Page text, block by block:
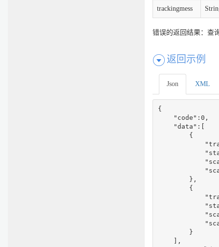
trackingmess
错误的返回结果：查
返回示例
Json XML
{
    "code":0,
    "data":[
        {
        },
        {
        }
    ],